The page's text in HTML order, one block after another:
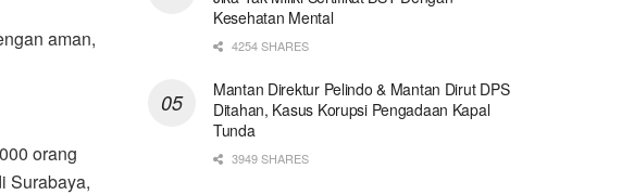
aman,
orang
Surabaya,
Kesehatan Mental
4254 SHARES
Mantan Direktur Pelindo & Mantan Dirut DPS
Ditahan, Kasus Korupsi Pengadaan Kapal
Tunda
3949 SHARES